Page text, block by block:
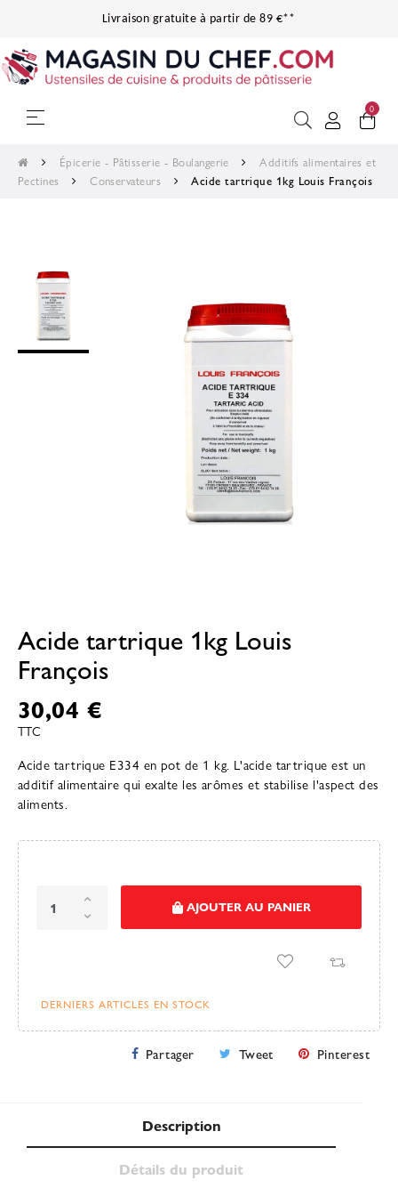
Livraison gratuite à partir de 89 €**
Basculer la navigation
☰ 0
Épicerie - Pâtisserie - Boulangerie
Additifs alimentaires et
Pectines
Conservateurs Acide tartrique 1kg Louis François
Acide tartrique 1kg Louis
François
30,04 €
TTC
Acide tartrique E334 en pot de 1 kg. L'acide tartrique est un
additif alimentaire qui exalte les arômes et stabilise l'aspect des
aliments.
AJOUTER AU PANIER
DERNIERS ARTICLES EN STOCK
Partager Tweet Pinterest
Description
Détails du produit